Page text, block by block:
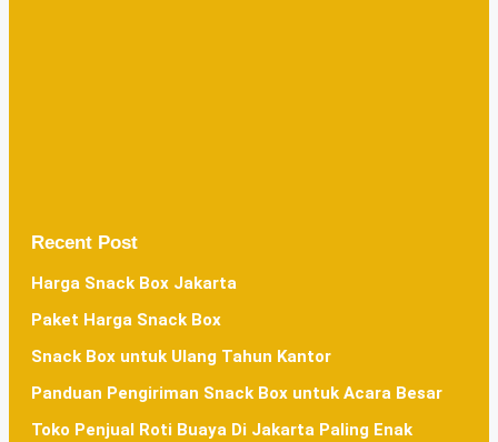
Recent Post
Harga Snack Box Jakarta
Paket Harga Snack Box
Snack Box untuk Ulang Tahun Kantor
Panduan Pengiriman Snack Box untuk Acara Besar
Toko Penjual Roti Buaya Di Jakarta Paling Enak